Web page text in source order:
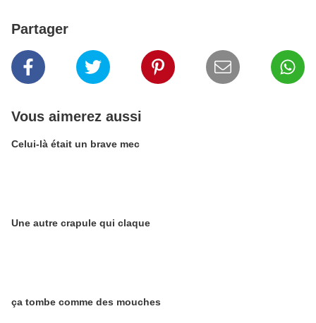
Partager
Vous aimerez aussi
Celui-là était un brave mec
Une autre crapule qui claque
ça tombe comme des mouches